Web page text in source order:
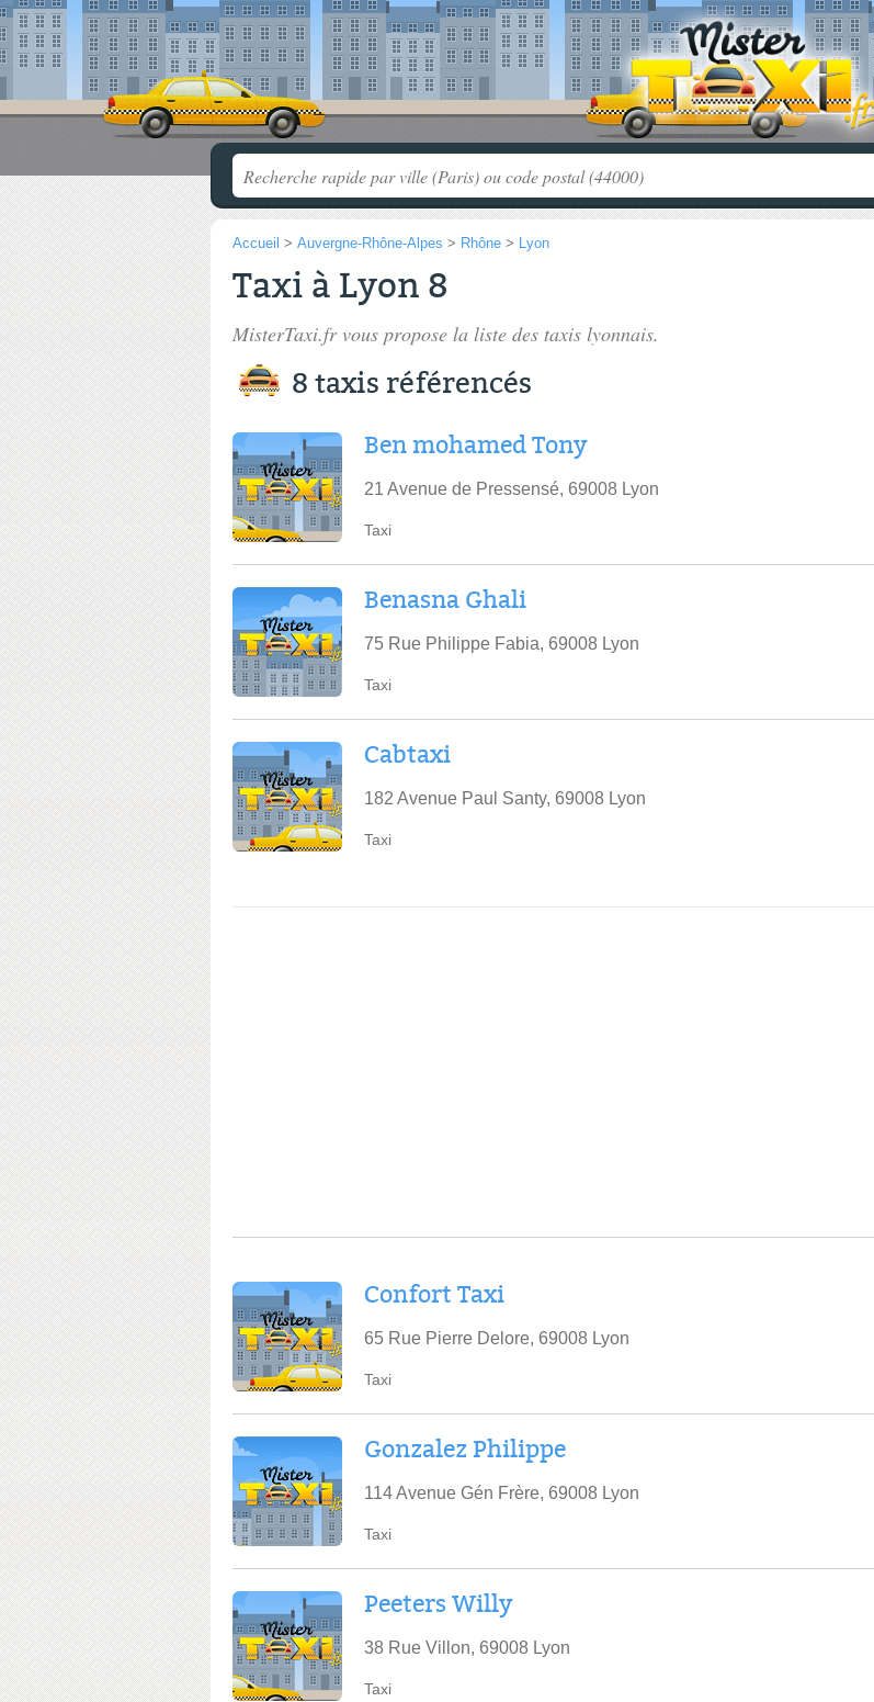
Accueil > Auvergne-Rhône-Alpes > Rhône > Lyon
Taxi à Lyon 8
MisterTaxi.fr vous propose la liste des taxis lyonnais.
8 taxis référencés
Ben mohamed Tony
21 Avenue de Pressensé, 69008 Lyon
Taxi
Benasna Ghali
75 Rue Philippe Fabia, 69008 Lyon
Taxi
Cabtaxi
182 Avenue Paul Santy, 69008 Lyon
Taxi
Confort Taxi
65 Rue Pierre Delore, 69008 Lyon
Taxi
Gonzalez Philippe
114 Avenue Gén Frère, 69008 Lyon
Taxi
Peeters Willy
38 Rue Villon, 69008 Lyon
Taxi